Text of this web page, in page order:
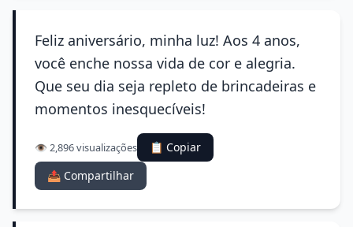
Feliz aniversário, minha luz! Aos 4 anos,
você enche nossa vida de cor e alegria.
Que seu dia seja repleto de brincadeiras e
momentos inesquecíveis!
👁️ 2,896 visualizações
📋 Copiar
📤 Compartilhar